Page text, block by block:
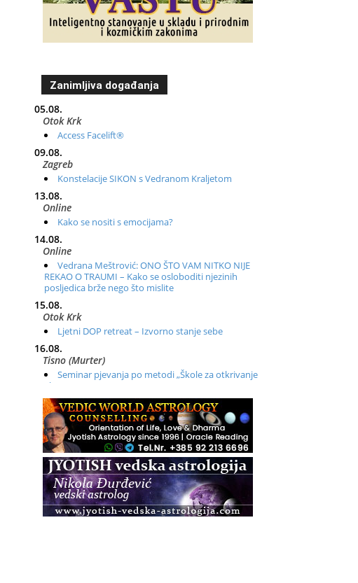
Zanimljiva događanja
05.08.
Otok Krk
Access Facelift®
09.08.
Zagreb
Konstelacije SIKON s Vedranom Kraljetom
13.08.
Online
Kako se nositi s emocijama?
14.08.
Online
Vedrana Meštrović: ONO ŠTO VAM NITKO NIJE
REKAO O TRAUMI – Kako se osloboditi njezinih
posljedica brže nego što mislite
15.08.
Otok Krk
Ljetni DOP retreat – Izvorno stanje sebe
16.08.
Tisno (Murter)
Seminar pjevanja po metodi „Škole za otkrivanje
glasa“
20.08.
Online
Radionica: Pomagači iz drugih dimenzija Online –
otvoreno za sve
21.08.
Zagreb+Online
Osnovni ThetaHealing® tečaj, Zagreb i Online
22.08.
Pula